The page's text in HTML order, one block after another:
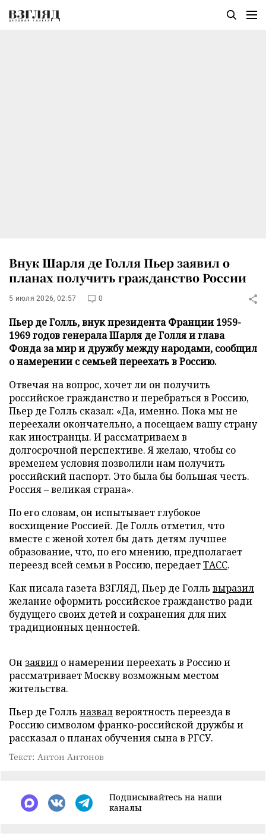
Внук Шарля де Голля Пьер заявил о
планах получить гражданство России
5 июля 2026, 02:57 0
Пьер де Голль, внук президента Франции 1959-
1969 годов генерала Шарля де Голля и глава
Фонда за мир и дружбу между народами, сообщил
о намерении с семьей переехать в Россию.
Отвечая на вопрос, хочет ли он получить
российское гражданство и перебраться в Россию,
Пьер де Голль сказал: «Да, именно. Пока мы не
переехали окончательно, а посещаем вашу страну
как иностранцы. И рассматриваем в
долгосрочной перспективе. Я желаю, чтобы со
временем условия позволили нам получить
российский паспорт. Это была бы большая честь.
Россия – великая страна».
По его словам, он испытывает глубокое
восхищение Россией. Де Голль отметил, что
вместе с женой хотел бы дать детям лучшее
образование, что, по его мнению, предполагает
переезд всей семьи в Россию, передаетТАСС.
Как писала газета ВЗГЛЯД, Пьер де Голль выразил
желание оформить российское гражданство ради
будущего своих детей и сохранения для них
традиционных ценностей.
Он заявил о намерении переехать в Россию и
рассматривает Москву возможным местом
жительства.
Пьер де Голль назвалвероятность переезда в
Россию символом франко-российской дружбы и
рассказал о планах обучения сына в РГСУ.
Текст: Антон Антонов
Подписывайтесь на наши
каналы